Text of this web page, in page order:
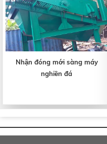
Nhận đóng mới sàng máy
nghiền đá